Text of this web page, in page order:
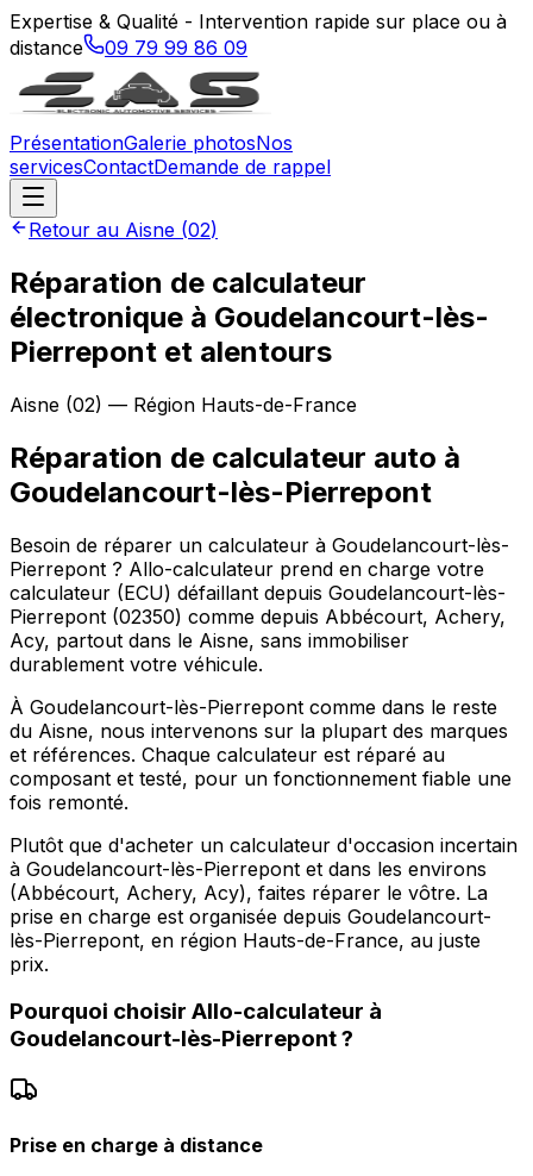
Expertise & Qualité - Intervention rapide sur place ou à
distance
09 79 99 86 09
PrésentationGalerie photosNos
servicesContactDemande de rappel
Retour au Aisne (02)
Réparation de calculateur
électronique à Goudelancourt-lès-
Pierrepont et alentours
Aisne (02) — Région Hauts-de-France
Réparation de calculateur auto à
Goudelancourt-lès-Pierrepont
Besoin de réparer un calculateur à Goudelancourt-lès-
Pierrepont ? Allo-calculateur prend en charge votre
calculateur (ECU) défaillant depuis Goudelancourt-lès-
Pierrepont (02350) comme depuis Abbécourt, Achery,
Acy, partout dans le Aisne, sans immobiliser
durablement votre véhicule.
À Goudelancourt-lès-Pierrepont comme dans le reste
du Aisne, nous intervenons sur la plupart des marques
et références. Chaque calculateur est réparé au
composant et testé, pour un fonctionnement fiable une
fois remonté.
Plutôt que d'acheter un calculateur d'occasion incertain
à Goudelancourt-lès-Pierrepont et dans les environs
(Abbécourt, Achery, Acy), faites réparer le vôtre. La
prise en charge est organisée depuis Goudelancourt-
lès-Pierrepont, en région Hauts-de-France, au juste
prix.
Pourquoi choisir Allo-calculateur à
Goudelancourt-lès-Pierrepont?
Prise en charge à distance